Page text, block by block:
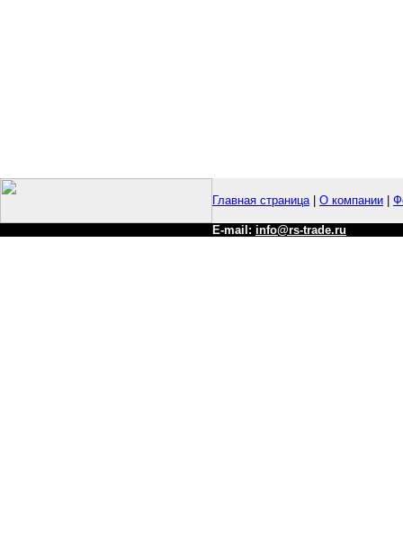
Главная страница| О компании
E-mail: info@rs-trade.ru